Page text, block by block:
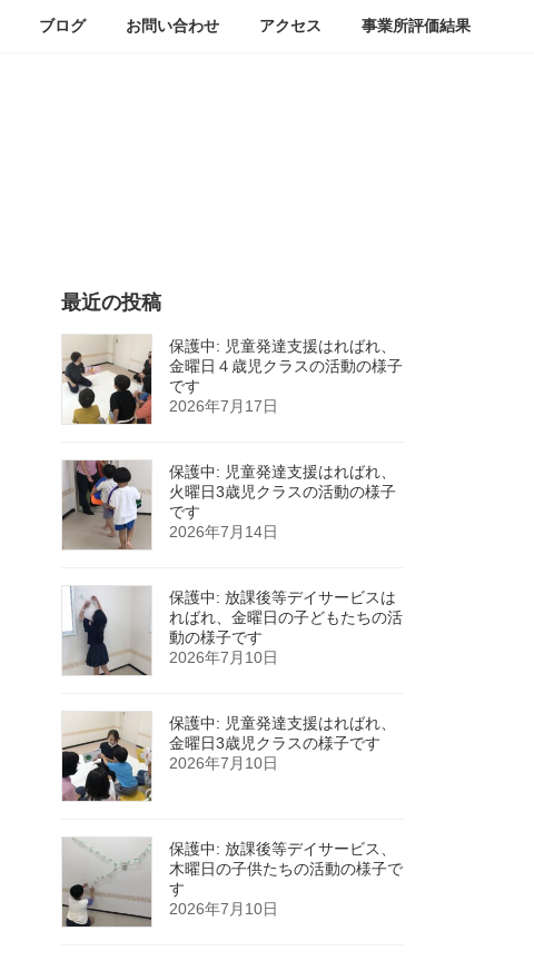
ブログ お問い合わせ アクセス 事業所評価結果
最近の投稿
保護中: 児童発達支援はればれ、
金曜日４歳児クラスの活動の様子
です
2026年7月17日
保護中: 児童発達支援はればれ、
火曜日3歳児クラスの活動の様子
です
2026年7月14日
保護中: 放課後等デイサービスは
ればれ、金曜日の子どもたちの活
動の様子です
2026年7月10日
保護中: 児童発達支援はればれ、
金曜日3歳児クラスの様子です
2026年7月10日
保護中: 放課後等デイサービス、
木曜日の子供たちの活動の様子で
す
2026年7月10日